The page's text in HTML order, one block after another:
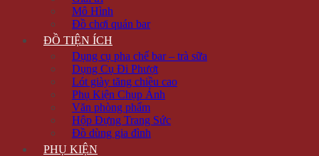
Mô Hình
Đồ chơi quán bar
ĐỒ TIỆN ÍCH
Dụng cụ pha chế bar – trà sữa
Dụng Cụ Đi Phượt
Lót giày tăng chiều cao
Phụ Kiện Chụp Ảnh
Văn phòng phẩm
Hộp Đựng Trang Sức
Đồ dùng gia đình
PHỤ KIỆN